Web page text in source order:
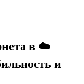
в ☁️
и